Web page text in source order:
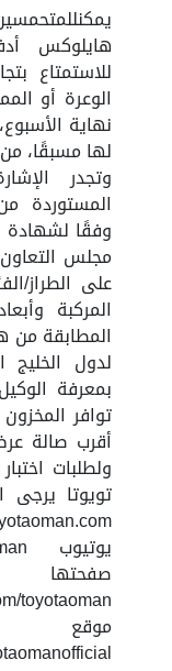
هايلوكس
للاستمتاع
الوعرة أو
نهاية
لها مسبقًا،
وتجدر
المستوردة
وفقًا لشهادة
مجلس
على الطراز/
المركبة
المطابقة من
لدول الخليج
بمعرفة
توافر
أقرب صالة
ولطلبات
تويوتا يرجى